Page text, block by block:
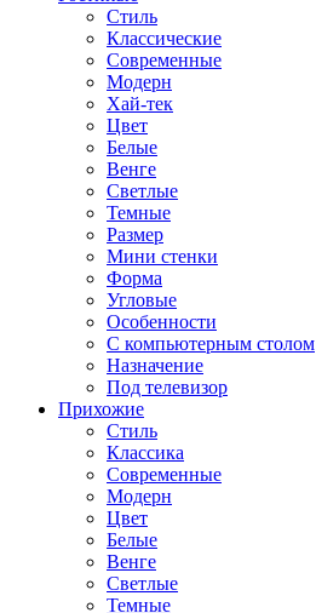
Стиль
Классические
Современные
Модерн
Хай-тек
Цвет
Белые
Венге
Светлые
Темные
Размер
Мини стенки
Форма
Угловые
Особенности
С компьютерным столом
Назначение
Под телевизор
Прихожие
Стиль
Классика
Современные
Модерн
Цвет
Белые
Венге
Светлые
Темные